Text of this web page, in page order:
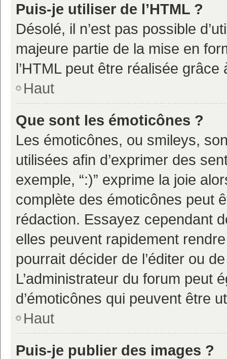
Puis-je utiliser de l’HTML ?
Désolé, il n’est pas possible
majeure partie de la mise en
l’HTML peut être réalisée grâce
Haut
Que sont les émoticônes ?
Les émoticônes, ou smileys,
utilisées afin d’exprimer des
exemple, “:)” exprime la joie
complète des émoticônes peut
rédaction. Essayez cependant
elles peuvent rapidement
pourrait décider de l’éditer ou
L’administrateur du forum peut
d’émoticônes qui peuvent être
Haut
Puis-je publier des images ?